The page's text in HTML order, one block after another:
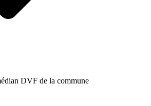
DVF de la commune